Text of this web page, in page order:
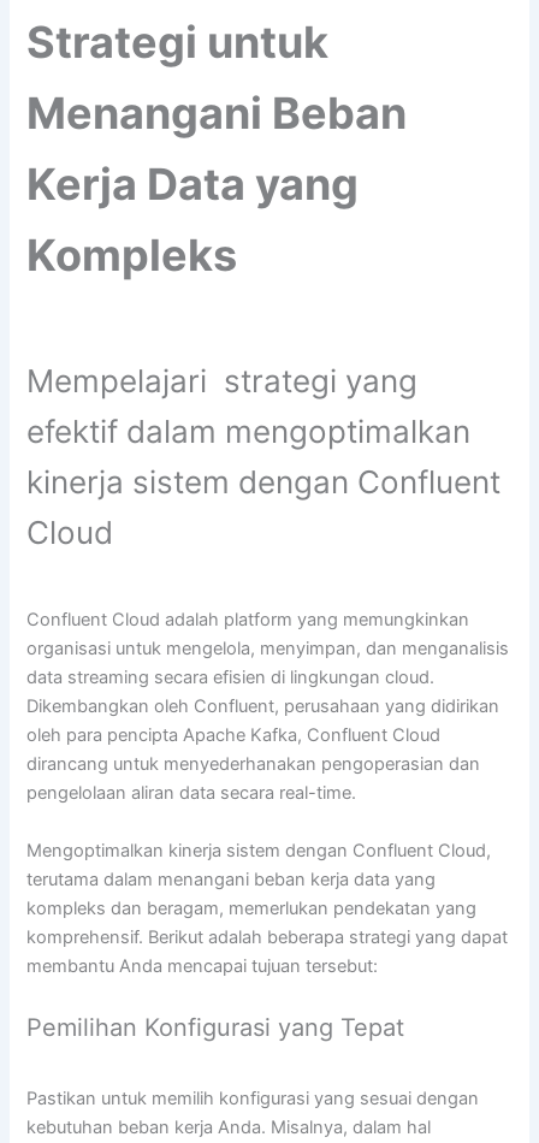
Strategi untuk
Menangani Beban
Kerja Data yang
Kompleks
Mempelajari strategi yang
efektif dalam mengoptimalkan
kinerja sistem dengan Confluent
Cloud
Confluent Cloud adalah platform yang memungkinkan
organisasi untuk mengelola, menyimpan, dan menganalisis
data streaming secara efisien di lingkungan cloud.
Dikembangkan oleh Confluent, perusahaan yang didirikan
oleh para pencipta Apache Kafka, Confluent Cloud
dirancang untuk menyederhanakan pengoperasian dan
pengelolaan aliran data secara real-time.
Mengoptimalkan kinerja sistem dengan Confluent Cloud,
terutama dalam menangani beban kerja data yang
kompleks dan beragam, memerlukan pendekatan yang
komprehensif. Berikut adalah beberapa strategi yang dapat
membantu Anda mencapai tujuan tersebut:
Pemilihan Konfigurasi yang Tepat
Pastikan untuk memilih konfigurasi yang sesuai dengan
kebutuhan beban kerja Anda. Misalnya, dalam hal